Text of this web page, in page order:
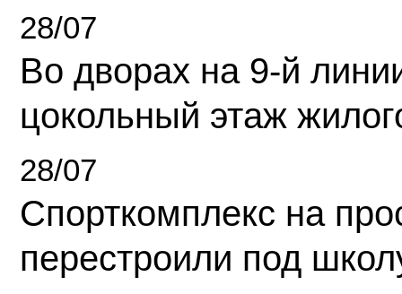
28/07
Во дворах на 9-й
цокольный этаж
28/07
Спорткомплекс на
перестроили под